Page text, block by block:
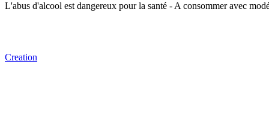
L'abus d'alcool est dangereux pour la santé - A consommer avec
Creation